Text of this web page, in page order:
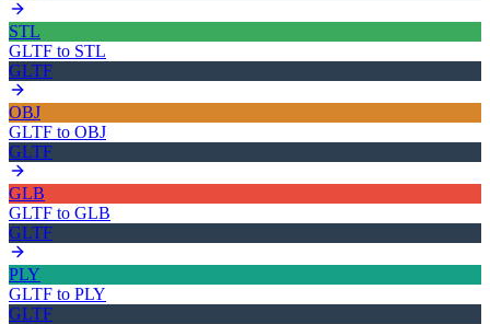
STL
GLTF to STL
GLTF
OBJ
GLTF to OBJ
GLTF
GLB
GLTF to GLB
GLTF
PLY
GLTF to PLY
GLTF